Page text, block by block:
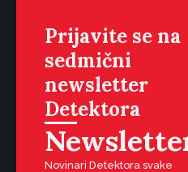
Prijavite se na
sedmični
newsletter
Detektora
Novinari Detektora svake